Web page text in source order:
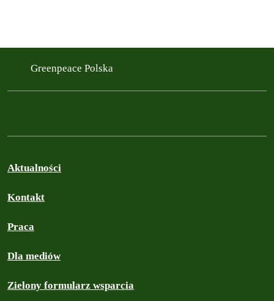
Greenpeace Polska
Aktualności
Kontakt
Praca
Dla mediów
Zielony formularz wsparcia